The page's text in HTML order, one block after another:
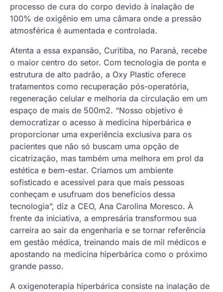
processo de cura do corpo devido à inalação de
100% de oxigênio em uma câmara onde a pressão
atmosférica é aumentada e controlada.
Atenta a essa expansão, Curitiba, no Paraná, recebe
o maior centro do setor. Com tecnologia de ponta e
estrutura de alto padrão, a Oxy Plastic oferece
tratamentos como recuperação pós-operatória,
regeneração celular e melhoria da circulação em um
espaço de mais de 500m2. “Nosso objetivo é
democratizar o acesso à medicina hiperbárica e
proporcionar uma experiência exclusiva para os
pacientes que não só buscam uma opção de
cicatrização, mas também uma melhora em prol da
estética e bem-estar. Criamos um ambiente
sofisticado e acessível para que mais pessoas
conheçam e usufruam dos benefícios dessa
tecnologia”, diz a CEO, Ana Carolina Moresco. À
frente da iniciativa, a empresária transformou sua
carreira ao sair da engenharia e se tornar referência
em gestão médica, treinando mais de mil médicos e
apostando na medicina hiperbárica como o próximo
grande passo.
A oxigenoterapia hiperbárica consiste na inalação de